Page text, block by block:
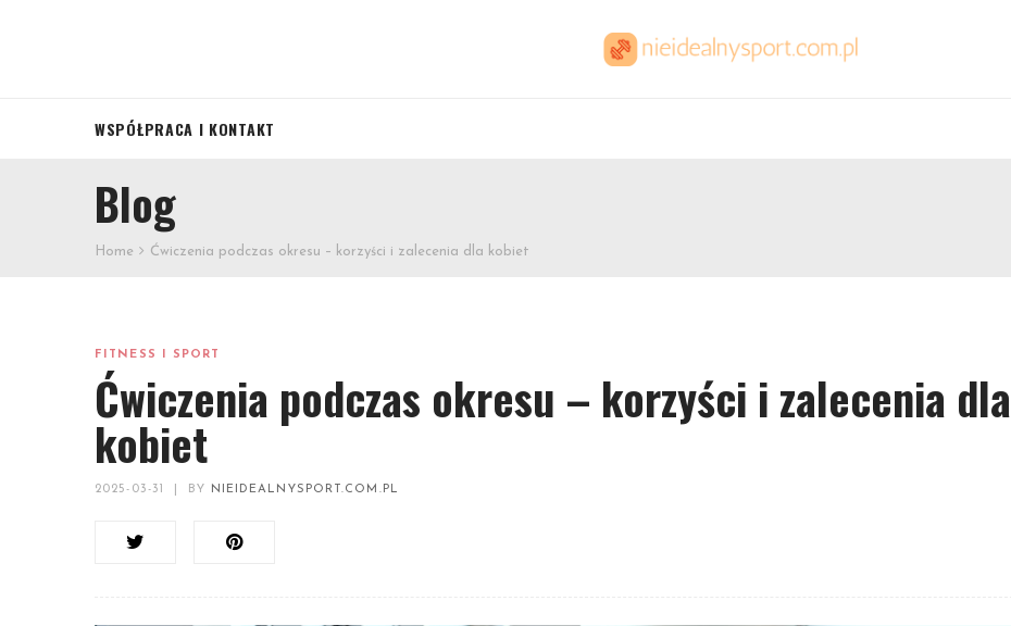
WSPÓŁPRACA I KONTAKT
Blog
Home Ćwiczenia podczas okresu – korzyści i zalecenia dla kobiet
FITNESS I SPORT
Ćwiczenia podczas okresu – korzyści i zalecenia dla
kobiet
2025-03-31 BY NIEIDEALNYSPORT.COM.PL